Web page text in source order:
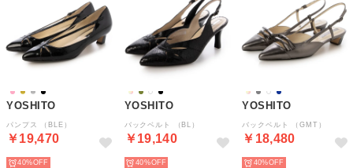
YOSHITO
パンプス （BLE）
￥19,470
40%
YOSHITO
バックベルト （BL）
￥19,140
40%
YOSHITO
バックベルト （GMT）
￥18,480
40%